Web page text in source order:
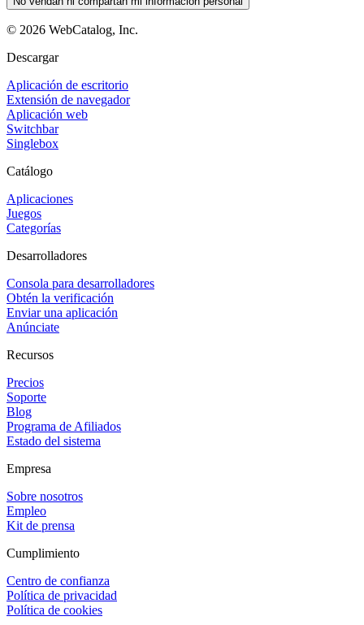
© 2026 WebCatalog, Inc.
Descargar
Aplicación de escritorio
Extensión de navegador
Aplicación web
Switchbar
Singlebox
Catálogo
Aplicaciones
Juegos
Categorías
Desarrolladores
Consola para desarrolladores
Obtén la verificación
Enviar una aplicación
Anúnciate
Recursos
Precios
Soporte
Blog
Programa de Afiliados
Estado del sistema
Empresa
Sobre nosotros
Empleo
Kit de prensa
Cumplimiento
Centro de confianza
Política de privacidad
Política de cookies